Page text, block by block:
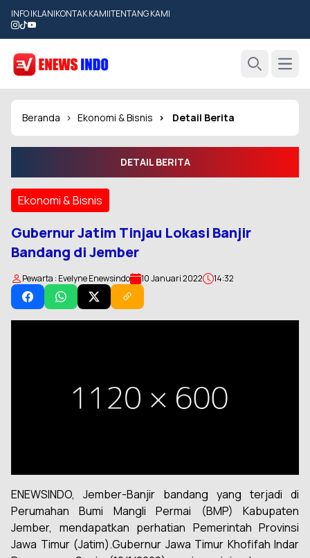
INFO IKLAN|KONTAK KAMI|TENTANG KAMI
Beranda Ekonomi & Bisnis Detail Berita
DETAIL BERITA
Ekonomi & Bisnis
Gubernur Jatim Tinjau Lokasi Banjir
Bandang di Jember
Pewarta : Evelyne Enewsindo 10 Januari 2022 14:32
ENEWSINDO, Jember-Banjir bandang yang terjadi di
Perumahan Bumi Mangli Permai (BMP) Kabupaten
Jember, mendapatkan perhatian Pemerintah Provinsi
Jawa Timur (Jatim).Gubernur Jawa Timur Khofifah Indar